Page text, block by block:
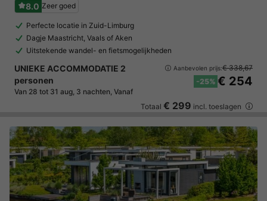
8.0 Zeer goed
Perfecte locatie in Zuid-Limburg
Dagje Maastricht, Vaals of Aken
Uitstekende wandel- en fietsmogelijkheden
UNIEKE ACCOMMODATIE 2
personen
Van 28 tot 31 aug, 3 nachten, Vanaf
Aanbevolen prijs:€ 338,67
-25% € 254
Totaal € 299 incl. toeslagen